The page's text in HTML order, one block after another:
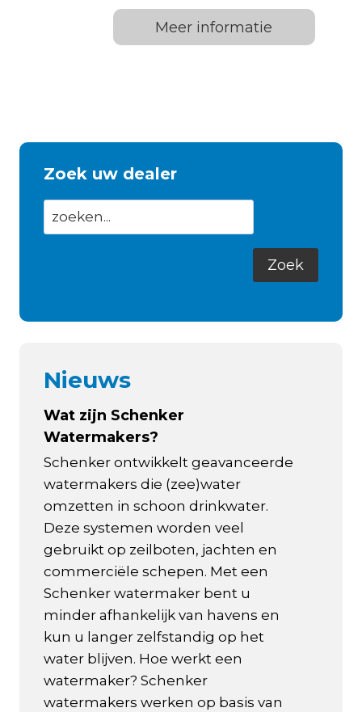
Meer informatie
Zoek uw dealer
Nieuws
Wat zijn Schenker
Watermakers?
Schenker ontwikkelt geavanceerde
watermakers die (zee)water
omzetten in schoon drinkwater.
Deze systemen worden veel
gebruikt op zeilboten, jachten en
commerciële schepen. Met een
Schenker watermaker bent u
minder afhankelijk van havens en
kun u langer zelfstandig op het
water blijven. Hoe werkt een
watermaker? Schenker
watermakers werken op basis van